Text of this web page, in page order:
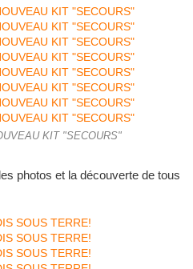
KIT "SECOURS"
photos et la découverte de tous